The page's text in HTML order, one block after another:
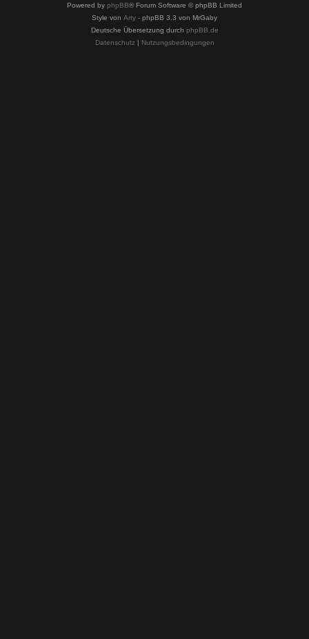
Powered by phpBB® Forum Software © phpBB Limited
Style von Arty - phpBB 3.3 von MrGaby
Deutsche Übersetzung durch phpBB.de
Datenschutz| Nutzungsbedingungen